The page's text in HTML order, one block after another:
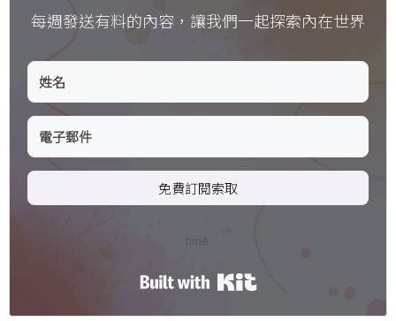
每週發送有料的內容，讓我們一起探索內在世界
免費訂閱索取
time.